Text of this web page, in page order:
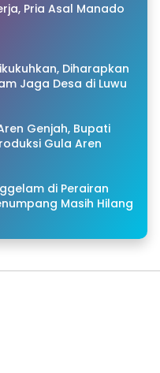
Pria Asal Manado
Diharapkan
Jaga Desa di Luwu
Genjah, Bupati
Gula Aren
di Perairan
Masih Hilang